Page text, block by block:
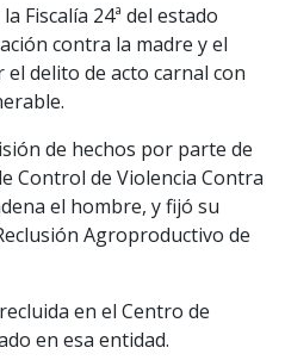
Fiscalía 24ª del estado
contra la madre y el
delito de acto carnal con
de hechos por parte de
Control de Violencia Contra
el hombre, y fijó su
Agroproductivo de
en el Centro de
en esa entidad.